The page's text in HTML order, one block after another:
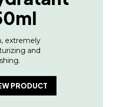
extremely
and
PRODUCT